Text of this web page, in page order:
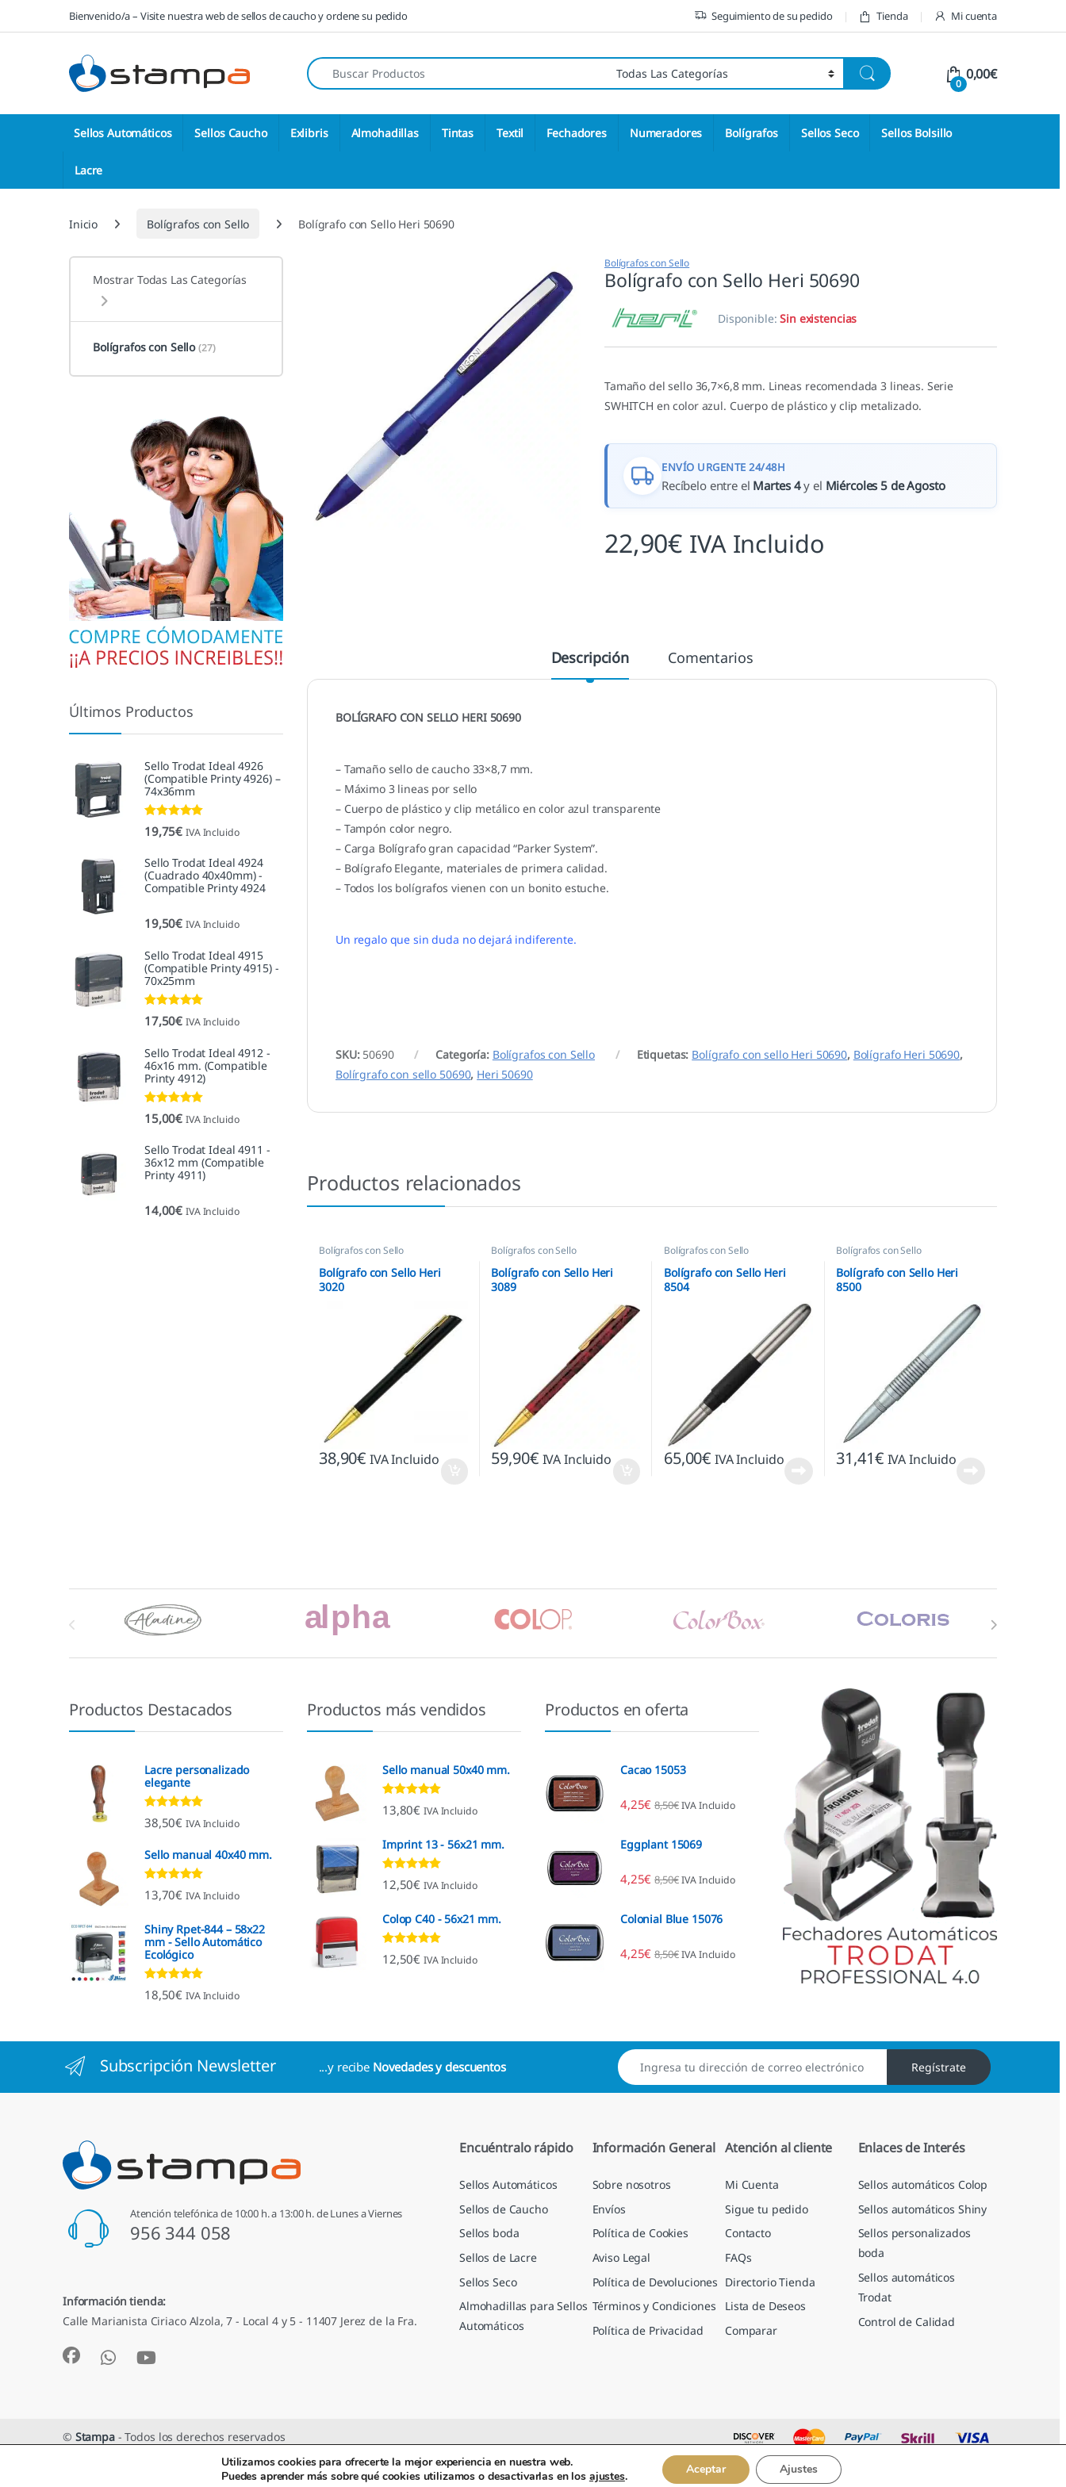
Saltar a la navegación
Saltar al contenidoBienvenido/a – Visite nuestra web de sellos de caucho y ordene su pedido Seguimiento de su pedido Tienda Mi cuenta
Búsqueda de:
0
0,00€
Sellos Automáticos Sellos Caucho Exlibris Almohadillas Tintas Textil Fechadores Numeradores Bolígrafos Sellos Seco Sellos Bolsillo
Lacre
Inicio Bolígrafos con Sello Bolígrafo con Sello Heri 50690
Bolígrafos con Sello
Bolígrafo con Sello Heri 50690
Disponible:Sin existencias
Tamaño del sello 36,7×6,8 mm. Lineas recomendada 3 lineas. Serie
SWHITCH en color azul. Cuerpo de plástico y clip metalizado.
ENVÍO URGENTE 24/48H
Recíbelo entre el Martes 4y el Miércoles 5 de Agosto
22,90€ IVA Incluido
Descripción Comentarios
BOLÍGRAFO CON SELLO HERI 50690
– Tamaño sello de caucho 33×8,7 mm.
– Máximo 3 lineas por sello
– Cuerpo de plástico y clip metálico en color azul transparente
– Tampón color negro.
– Carga Bolígrafo gran capacidad “Parker System”.
– Bolígrafo Elegante, materiales de primera calidad.
– Todos los bolígrafos vienen con un bonito estuche.
Un regalo que sin duda no dejará indiferente.
SKU: 50690 Categoría: Bolígrafos con Sello Etiquetas: Bolígrafo con sello Heri 50690, Bolígrafo Heri 50690,
Bolírgrafo con sello 50690, Heri 50690
Productos relacionados
Bolígrafos con Sello
Bolígrafo con Sello Heri
3020
38,90€ IVA Incluido
Bolígrafos con Sello
Bolígrafo con Sello Heri
3089
59,90€ IVA Incluido
Bolígrafos con Sello
Bolígrafo con Sello Heri
8504
65,00€ IVA Incluido
Bolígrafos con Sello
Bolígrafo con Sello Heri
8500
31,41€ IVA Incluido
Mostrar Todas Las Categorías
Bolígrafos con Sello(27)
Últimos Productos
Sello Trodat Ideal 4926
(Compatible Printy 4926) –
74x36mm
Valorado con
5.00de 5
19,75€ IVA Incluido
Sello Trodat Ideal 4924
(Cuadrado 40x40mm) -
Compatible Printy 4924
19,50€ IVA Incluido
Sello Trodat Ideal 4915
(Compatible Printy 4915) -
70x25mm
Valorado con
5.00de 5
17,50€ IVA Incluido
Sello Trodat Ideal 4912 -
46x16 mm. (Compatible
Printy 4912)
Valorado con
5.00de 5
15,00€ IVA Incluido
Sello Trodat Ideal 4911 -
36x12 mm (Compatible
Printy 4911)
14,00€ IVA Incluido
Marcas De Carrusel
Productos Destacados
Lacre personalizado
elegante
Valorado con
4.92de 5
38,50€ IVA Incluido
Sello manual 40x40 mm.
Valorado con
4.96de 5
13,70€ IVA Incluido
Shiny Rpet-844 – 58x22
mm - Sello Automático
Ecológico
Valorado con
4.96de 5
18,50€ IVA Incluido
Productos más vendidos
Sello manual 50x40 mm.
Valorado con
4.80de 5
13,80€ IVA Incluido
Imprint 13 - 56x21 mm.
Valorado con
4.96de 5
12,50€ IVA Incluido
Colop C40 - 56x21 mm.
Valorado con
4.88de 5
12,50€ IVA Incluido
Productos en oferta
Cacao 15053
4,25€ 8,50€ IVA Incluido
Eggplant 15069
4,25€ 8,50€ IVA Incluido
Colonial Blue 15076
4,25€ 8,50€ IVA Incluido
Subscripción Newsletter ...y recibe Novedades y descuentos Regístrate
Atención telefónica de 10:00 h. a 13:00 h. de Lunes a Viernes
956 344 058
Información tienda:
Calle Marianista Ciriaco Alzola, 7 - Local 4 y 5 - 11407 Jerez de la Fra.
Encuéntralo rápido
Sellos Automáticos
Sellos de Caucho
Sellos boda
Sellos de Lacre
Sellos Seco
Almohadillas para Sellos
Automáticos
Información General
Sobre nosotros
Envíos
Política de Cookies
Aviso Legal
Política de Devoluciones
Términos y Condiciones
Política de Privacidad
Atención al cliente
Mi Cuenta
Sigue tu pedido
Contacto
FAQs
Directorio Tienda
Lista de Deseos
Comparar
Enlaces de Interés
Sellos automáticos Colop
Sellos automáticos Shiny
Sellos personalizados
boda
Sellos automáticos
Trodat
Control de Calidad
© Stampa- Todos los derechos reservados
Utilizamos cookies para ofrecerte la mejor experiencia en nuestra web.
Puedes aprender más sobre qué cookies utilizamos o desactivarlas en los ajustes. Aceptar Ajustes